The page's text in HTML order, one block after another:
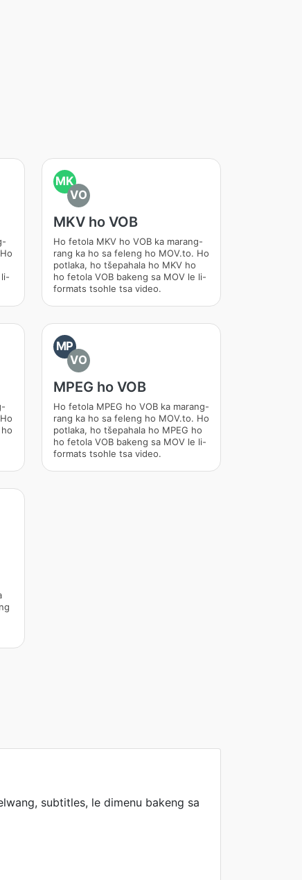
MK
VO
MKV ho VOB
Ho fetola MKV ho VOB ka marang-
rang ka ho sa feleng ho MOV.to. Ho
potlaka, ho tšepahala ho MKV ho
ho fetola VOB bakeng sa MOV le li-
formats tsohle tsa video.
MP
VO
MPEG ho VOB
Ho fetola MPEG ho VOB ka marang-
rang ka ho sa feleng ho MOV.to. Ho
potlaka, ho tšepahala ho MPEG ho
ho fetola VOB bakeng sa MOV le li-
formats tsohle tsa video.
subtitles, le dimenu bakeng sa